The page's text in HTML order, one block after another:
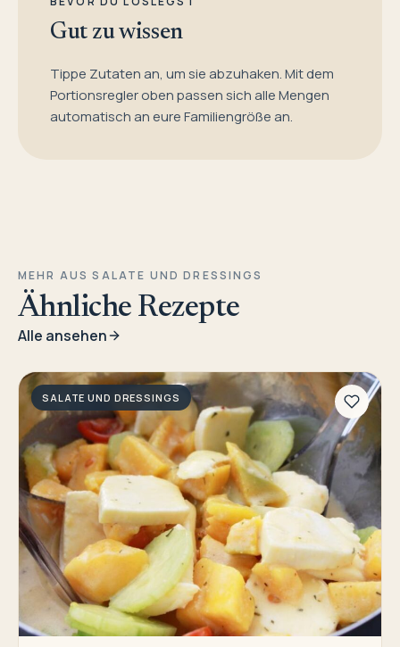
Gut zu wissen
Tippe Zutaten an, um sie abzuhaken. Mit dem
Portionsregler oben passen sich alle Mengen
automatisch an eure Familiengröße an.
MEHR AUS SALATE UND DRESSINGS
Ähnliche Rezepte
Alle ansehen
SALATE UND DRESSINGS